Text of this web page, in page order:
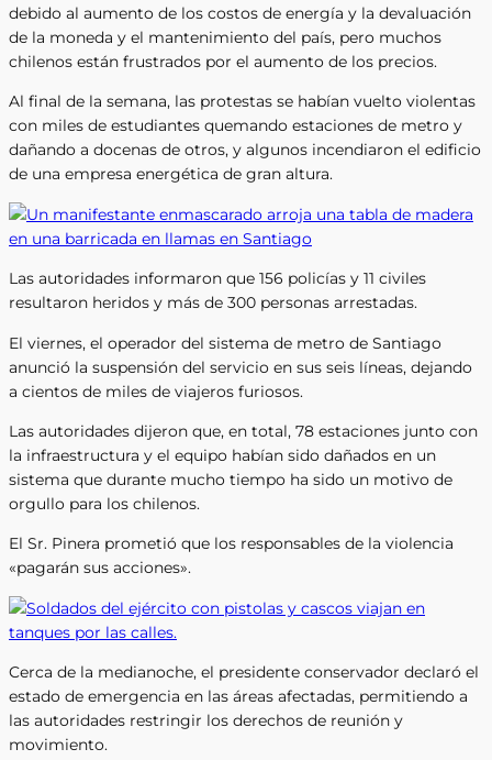
debido al aumento de los costos de energía y la devaluación
de la moneda y el mantenimiento del país, pero muchos
chilenos están frustrados por el aumento de los precios.
Al final de la semana, las protestas se habían vuelto violentas
con miles de estudiantes quemando estaciones de metro y
dañando a docenas de otros, y algunos incendiaron el edificio
de una empresa energética de gran altura.
Las autoridades informaron que 156 policías y 11 civiles
resultaron heridos y más de 300 personas arrestadas.
El viernes, el operador del sistema de metro de Santiago
anunció la suspensión del servicio en sus seis líneas, dejando
a cientos de miles de viajeros furiosos.
Las autoridades dijeron que, en total, 78 estaciones junto con
la infraestructura y el equipo habían sido dañados en un
sistema que durante mucho tiempo ha sido un motivo de
orgullo para los chilenos.
El Sr. Pinera prometió que los responsables de la violencia
«pagarán sus acciones».
Cerca de la medianoche, el presidente conservador declaró el
estado de emergencia en las áreas afectadas, permitiendo a
las autoridades restringir los derechos de reunión y
movimiento.